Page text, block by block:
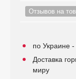
Отзывов на
по Украине
Доставка
миру